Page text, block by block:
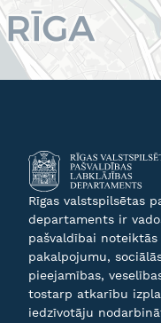
Rīgas valstspilsētas
departaments ir
pašvaldībai
pakalpojumu,
pieejamības,
tostarp atkarību
iedzīvotāju